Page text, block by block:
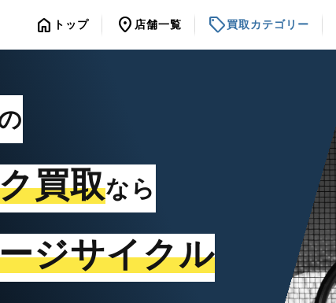
home トップ location_on 店舗一覧 sell買取カテゴリー
買取なら
ジサイクル